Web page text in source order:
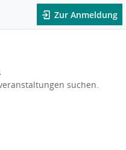
Zur Anmeldung
suchen.